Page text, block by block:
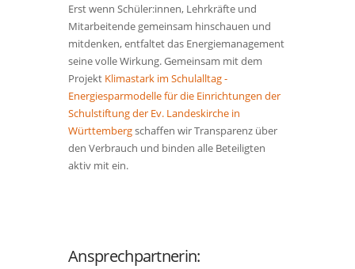
Erst wenn Schüler:innen, Lehrkräfte und
Mitarbeitende gemeinsam hinschauen und
mitdenken, entfaltet das Energiemanagement
seine volle Wirkung. Gemeinsam mit dem
Projekt Klimastark im Schulalltag -
Energiesparmodelle für die Einrichtungen der
Schulstiftung der Ev. Landeskirche in
Württembergschaffen wir Transparenz über
den Verbrauch und binden alle Beteiligten
aktiv mit ein.
Ansprechpartnerin: